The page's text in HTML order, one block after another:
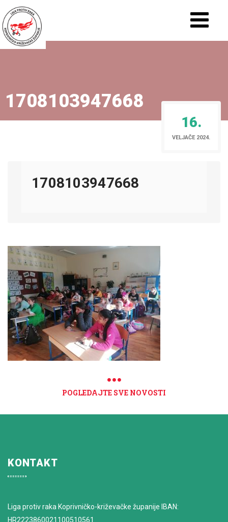
1708103947668
16.
VELJAČE 2024.
1708103947668
POGLEDAJTE SVE NOVOSTI
KONTAKT
Liga protiv raka Koprivničko-križevačke županije IBAN:
HR2223860021100510561